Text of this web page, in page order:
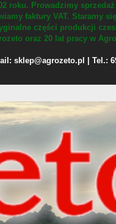
roku. Prowadzimy
faktury VAT. Staramy
części produkcji
oraz 20 lat pracy w
| Tel.: